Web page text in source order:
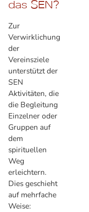
das SEN?
Zur
Verwirklichung
der
Vereinsziele
unterstützt der
SEN
Aktivitäten, die
die Begleitung
Einzelner oder
Gruppen auf
dem
spirituellen
Weg
erleichtern.
Dies geschieht
auf mehrfache
Weise: